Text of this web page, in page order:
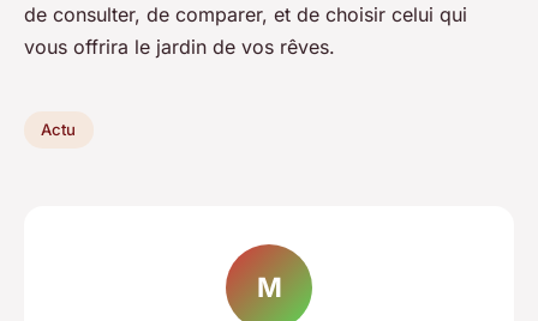
de consulter, de comparer, et de choisir celui qui
vous offrira le jardin de vos rêves.
Actu
M